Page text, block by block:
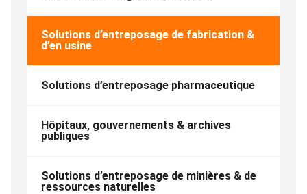
Solutions d’entreposage de fabrication &
d’en usine
Solutions d’entreposage pharmaceutique
Hôpitaux, gouvernements & archives
publiques
Solutions d’entreposage de minières & de
ressources naturelles